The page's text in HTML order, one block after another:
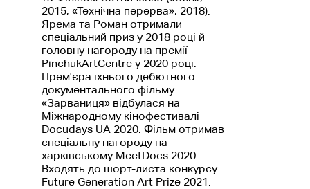
2015; «Технічна перерва», 2018).
Ярема та Роман отримали
спеціальний приз у 2018 році й
головну нагороду на премії
PinchukArtCentre у 2020 році.
Прем'єра їхнього дебютного
документального фільму
«Зарваниця» відбулася на
Міжнародному кінофестивалі
Docudays UA 2020. Фільм отримав
спеціальну нагороду на
харківському MeetDocs 2020.
Входять до шорт-листа конкурсу
Future Generation Art Prize 2021.